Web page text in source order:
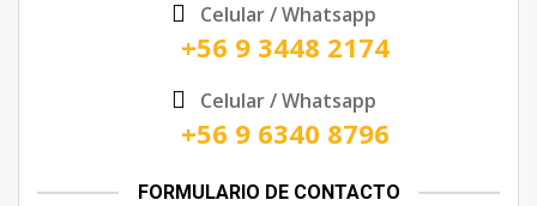
Celular / Whatsapp
+56 9 3448 2174
Celular / Whatsapp
+56 9 6340 8796
FORMULARIO DE CONTACTO